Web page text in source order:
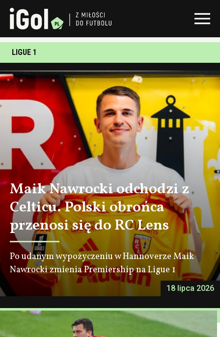
LIGUE 1
18 lipca 2026
Maik Nawrocki odchodzi z
Celticu. Polski obrońca
przenosi się do RC Lens
Po udanym wypożyczeniu w Hannoverze Maik
Nawrocki zmienia Premiership na Ligue 1